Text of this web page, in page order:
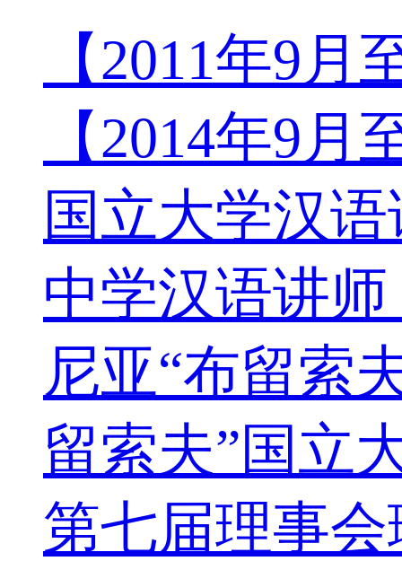
【2011年9
【2014年9
国立大学汉
中学汉语讲
尼亚“布留索
留索夫”国立
第七届理事